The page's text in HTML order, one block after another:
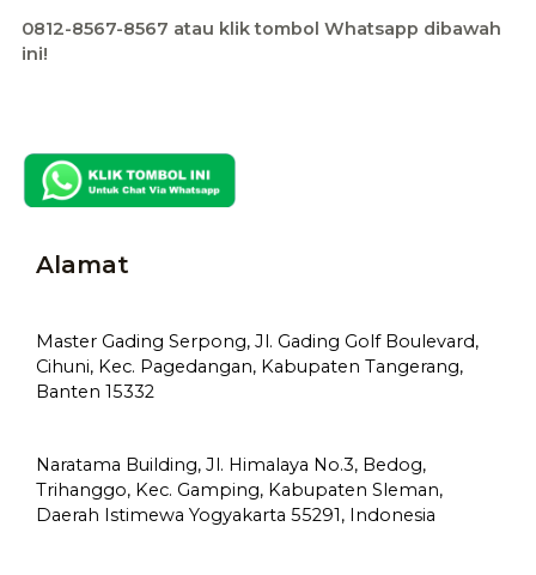
0812-8567-8567 atau klik tombol Whatsapp dibawah
ini!
Alamat
Master Gading Serpong, Jl. Gading Golf Boulevard,
Cihuni, Kec. Pagedangan, Kabupaten Tangerang,
Banten 15332
Naratama Building, Jl. Himalaya No.3, Bedog,
Trihanggo, Kec. Gamping, Kabupaten Sleman,
Daerah Istimewa Yogyakarta 55291, Indonesia